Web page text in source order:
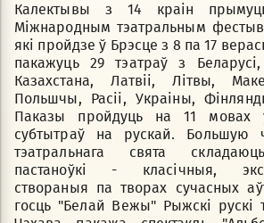
Калектывы з 14 краін
Міжнародным тэатральным
які пройдзе ў Брэсце з 8 па 17
пакажуць 29 тэатраў з Беларусі,
Казахстана, Латвіі, Літвы,
Польшчы, Расіі, Украіны,
Паказы пройдуць на 11 мовах
субтытраў на рускай. Большую
тэатральнага свята
пастаноўкі - класічныя,
створаныя па творах сучасных
госць "Белай Вежы" Рыжскі рускі